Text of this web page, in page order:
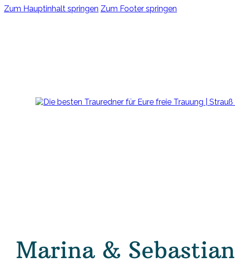
Zum Hauptinhalt springen Zum Footer springen
Marina & Sebastian